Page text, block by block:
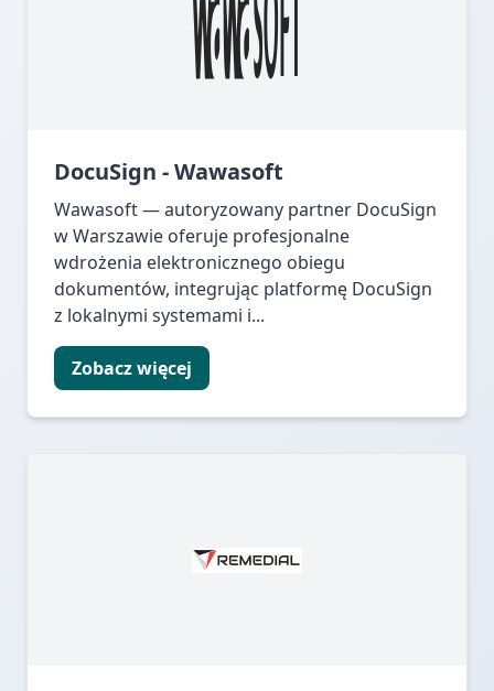
DocuSign - Wawasoft
Wawasoft — autoryzowany partner DocuSign
w Warszawie oferuje profesjonalne
wdrożenia elektronicznego obiegu
dokumentów, integrując platformę DocuSign
z lokalnymi systemami i...
Zobacz więcej